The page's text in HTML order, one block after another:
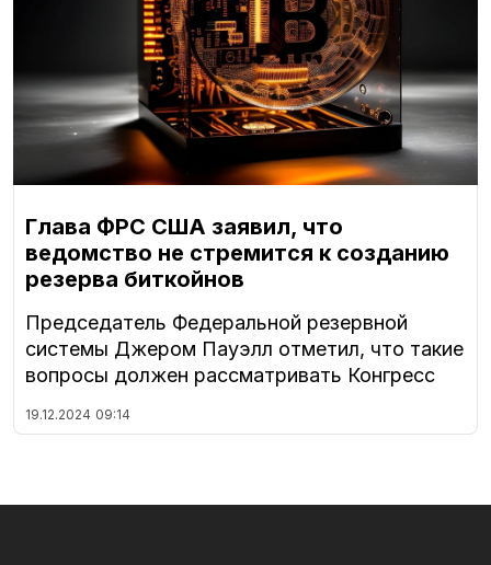
Глава ФРС США заявил, что
ведомство не стремится к созданию
резерва биткойнов
Председатель Федеральной резервной
системы Джером Пауэлл отметил, что такие
вопросы должен рассматривать Конгресс
19.12.2024 09:14